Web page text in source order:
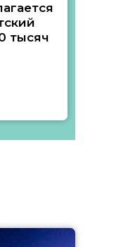
тысяч